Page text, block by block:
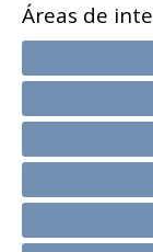
Áreas de